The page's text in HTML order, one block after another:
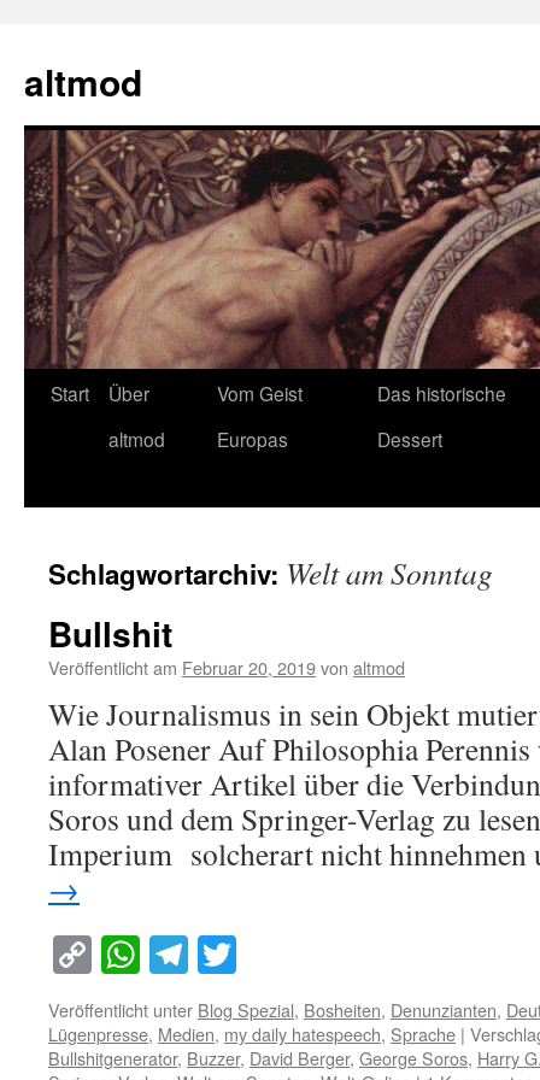
springen
altmod
Start
Über
altmod
Vom Geist
Europas
Das historische
Dessert
Schlagwortarchiv: Welt am Sonntag
Bullshit
Veröffentlicht am Februar 20, 2019von altmod
Wie Journalismus in sein Objekt
Alan Posener Auf Philosophia
informativer Artikel über die
Soros und dem Springer-Verlag zu
Imperium solcherart nicht
→
Copy
Link
WhatsApp
Telegram
Veröffentlicht unter Blog Spezial, Bosheiten, Denunzianten,
Lügenpresse, Medien, my daily hatespeech, Sprache |
Bullshitgenerator, Buzzer, David Berger, George Soros, Harry